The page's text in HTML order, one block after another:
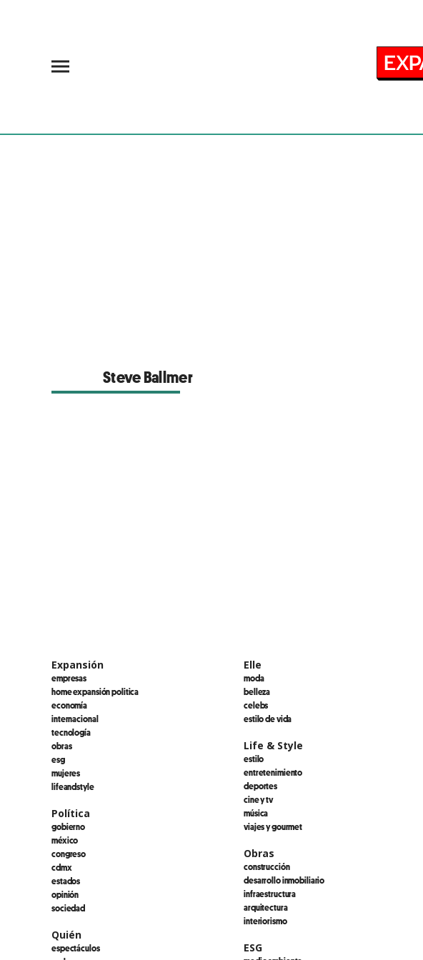
Steve Ballmer
Expansión
empresas
home expansión politica
economía
internacional
tecnología
obras
esg
mujeres
lifeandstyle
Política
gobierno
méxico
congreso
cdmx
estados
opinión
sociedad
Quién
espectáculos
Elle
moda
belleza
celebs
estilo de vida
Life & Style
estilo
entretenimiento
deportes
cine y tv
música
viajes y gourmet
Obras
construcción
desarrollo inmobiliario
infraestructura
arquitectura
interiorismo
ESG